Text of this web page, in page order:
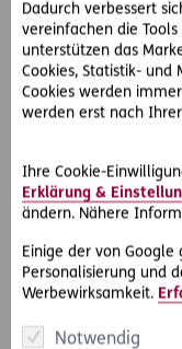
Dadurch verbessert
vereinfachen die
unterstützen das
Cookies, Statistik- und
Cookies werden
werden erst nach
Ihre Cookie-
Erklärung &
ändern. Nähere
Einige der von
Personalisierung und
Werbewirksamkeit.
Notwendig
von zwei Jahren
Gesamtbetrag zu
verbriefte Leistung
dass es dafür eine
vorgesehene
verständliches
die Beschränkung
ungültig.
#Kaufen & Verkaufen